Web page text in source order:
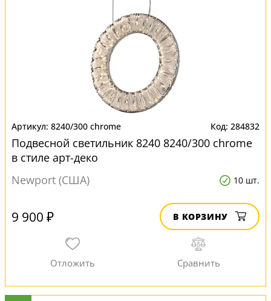
8240/300 chrome 284832
Подвесной светильник 8240 8240/300 chrome
в стиле арт-деко
Newport (США)
10 шт.
9 900 ₽ В КОРЗИНУ